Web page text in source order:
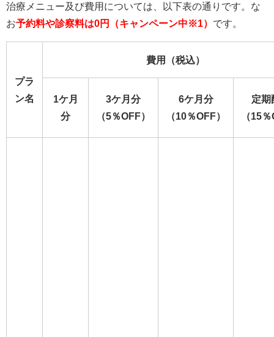
治療メニュー及び費用については、以下表の通りです。な
お予約料や診察料は0円（キャンペーン中※1） です。
プラ
ン名
費用（税込）
1ケ月
分
3ケ月分
（5％OFF）
6ケ月分
（10％OFF）
定期
（15